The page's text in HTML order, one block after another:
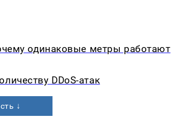
одинаковые метры работают
DDoS-атак
↓